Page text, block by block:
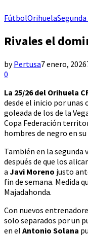
FútbolOrihuelaSegunda
Rivales el
byPertusa7 enero, 2026
0
La 25/26 del Orihuela
desde el inicio por unas
goleada de los de la
Copa Federación
hombres de negro en
También en la
después de que los
a Javi Moreno justo
fin de semana. Medida
Majadahonda.
Con nuevos
solo separados por un
en el Antonio Solana